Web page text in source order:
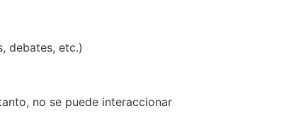
debates, etc.)
no se puede interaccionar